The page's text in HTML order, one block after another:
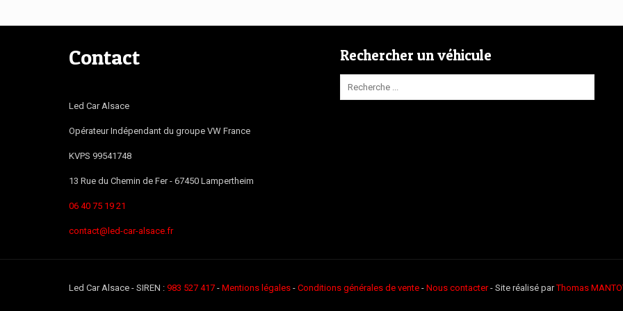
Contact
Led Car Alsace
Opérateur Indépendant du groupe VW France
KVPS 99541748
13 Rue du Chemin de Fer - 67450 Lampertheim
06 40 75 19 21
contact@led-car-alsace.fr
Rechercher un véhicule
Led Car Alsace - SIREN : 983 527 417- Mentions légales- Conditions générales de vente- Nous contacter- Site réalisé parThomas